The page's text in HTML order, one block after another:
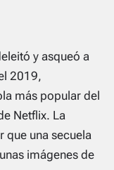
y asqueó a
2019,
más popular del
Netflix. La
que una secuela
imágenes de